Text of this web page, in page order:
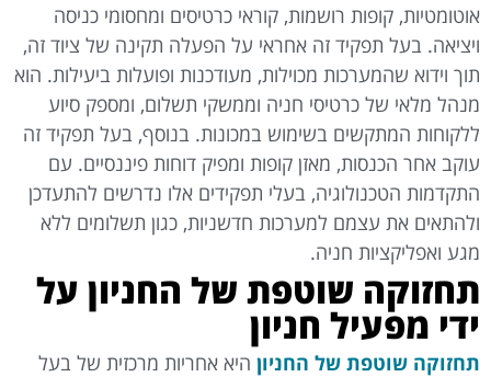
אוטומטיות, קופות רושמות, קוראי כרטיסים ומחסומי כניסה
ויציאה. בעל תפקיד זה אחראי על הפעלה תקינה של ציוד זה,
תוך וידוא שהמערכות מכוילות, מעודכנות ופועלות ביעילות. הוא
מנהל מלאי של כרטיסי חניה וממשקי תשלום, ומספק סיוע
ללקוחות המתקשים בשימוש במכונות. בנוסף, בעל תפקיד זה
עוקב אחר הכנסות, מאזן קופות ומפיק דוחות פיננסיים. עם
התקדמות הטכנולוגיה, בעלי תפקידים אלו נדרשים להתעדכן
ולהתאים את עצמם למערכות חדשניות, כגון תשלומים ללא
מגע ואפליקציות חניה.
תחזוקה שוטפת של החניון על
ידי מפעיל חניון
תחזוקה שוטפת של החניון היא אחריות מרכזית של בעל